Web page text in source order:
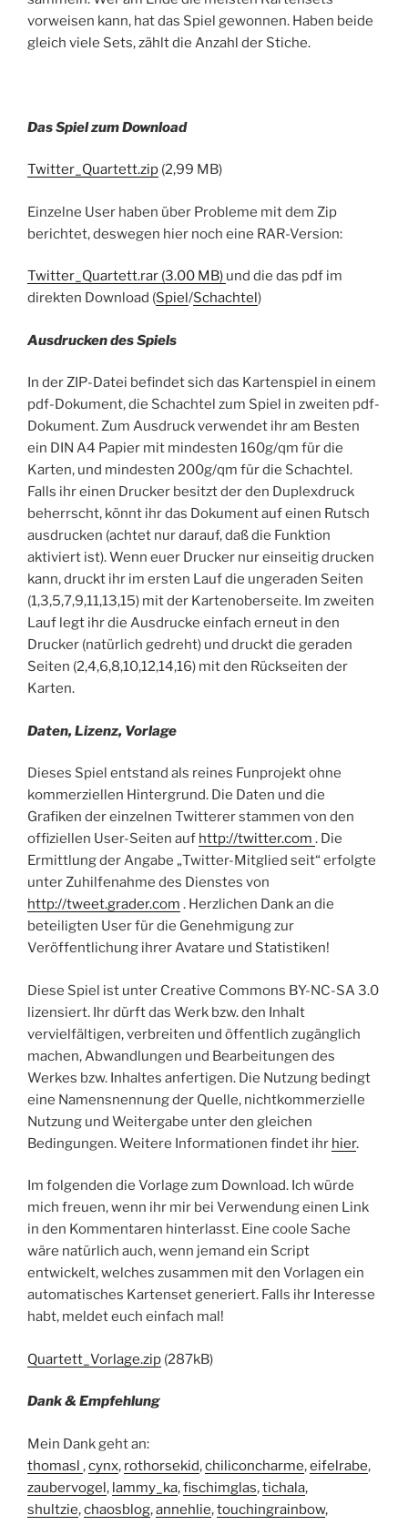
vorweisen kann, hat das Spiel gewonnen. Haben beide
gleich viele Sets, zählt die Anzahl der Stiche.
Das Spiel zum Download
Twitter_Quartett.zip (2,99 MB)
Einzelne User haben über Probleme mit dem Zip
berichtet, deswegen hier noch eine RAR-Version:
Twitter_Quartett.rar (3.00 MB) und die das pdf im
direkten Download (Spiel/Schachtel)
Ausdrucken des Spiels
In der ZIP-Datei befindet sich das Kartenspiel in einem
pdf-Dokument, die Schachtel zum Spiel in zweiten pdf-
Dokument. Zum Ausdruck verwendet ihr am Besten
ein DIN A4 Papier mit mindesten 160g/qm für die
Karten, und mindesten 200g/qm für die Schachtel.
Falls ihr einen Drucker besitzt der den Duplexdruck
beherrscht, könnt ihr das Dokument auf einen Rutsch
ausdrucken (achtet nur darauf, daß die Funktion
aktiviert ist). Wenn euer Drucker nur einseitig drucken
kann, druckt ihr im ersten Lauf die ungeraden Seiten
(1,3,5,7,9,11,13,15) mit der Kartenoberseite. Im zweiten
Lauf legt ihr die Ausdrucke einfach erneut in den
Drucker (natürlich gedreht) und druckt die geraden
Seiten (2,4,6,8,10,12,14,16) mit den Rückseiten der
Karten.
Daten, Lizenz, Vorlage
Dieses Spiel entstand als reines Funprojekt ohne
kommerziellen Hintergrund. Die Daten und die
Grafiken der einzelnen Twitterer stammen von den
offiziellen User-Seiten auf http://twitter.com . Die
Ermittlung der Angabe „Twitter-Mitglied seit“ erfolgte
unter Zuhilfenahme des Dienstes von
http://tweet.grader.com . Herzlichen Dank an die
beteiligten User für die Genehmigung zur
Veröffentlichung ihrer Avatare und Statistiken!
Diese Spiel ist unter Creative Commons BY-NC-SA 3.0
lizensiert. Ihr dürft das Werk bzw. den Inhalt
vervielfältigen, verbreiten und öffentlich zugänglich
machen, Abwandlungen und Bearbeitungen des
Werkes bzw. Inhaltes anfertigen. Die Nutzung bedingt
eine Namensnennung der Quelle, nichtkommerzielle
Nutzung und Weitergabe unter den gleichen
Bedingungen. Weitere Informationen findet ihr hier.
Im folgenden die Vorlage zum Download. Ich würde
mich freuen, wenn ihr mir bei Verwendung einen Link
in den Kommentaren hinterlasst. Eine coole Sache
wäre natürlich auch, wenn jemand ein Script
entwickelt, welches zusammen mit den Vorlagen ein
automatisches Kartenset generiert. Falls ihr Interesse
habt, meldet euch einfach mal!
Quartett_Vorlage.zip (287kB)
Dank & Empfehlung
Mein Dank geht an:
thomasl ,cynx, rothorsekid,chiliconcharme,eifelrabe,
zaubervogel, lammy_ka,fischimglas,tichala,
shultzie,chaosblog,annehlie,touchingrainbow,